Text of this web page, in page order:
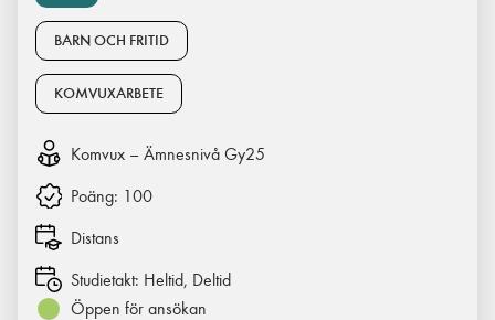
BARN OCH FRITID
KOMVUXARBETE
Komvux – Ämnesnivå Gy25
Poäng: 100
Distans
Studietakt: Heltid, Deltid
Öppen för ansökan